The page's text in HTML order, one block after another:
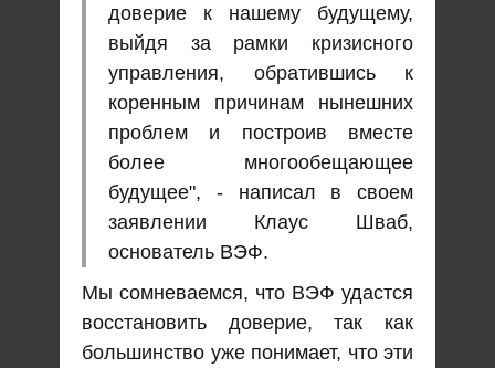
доверие к нашему будущему,
выйдя за рамки кризисного
управления, обратившись к
коренным причинам нынешних
проблем и построив вместе
более многообещающее
будущее", - написал в своем
заявлении Клаус Шваб,
основатель ВЭФ.
Мы сомневаемся, что ВЭФ удастся
восстановить доверие, так как
большинство уже понимает, что эти